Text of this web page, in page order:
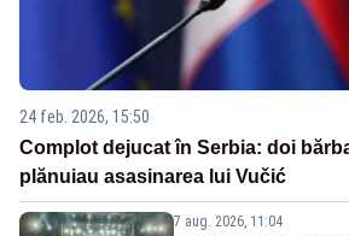
24 feb. 2026, 15:50
Complot dejucat în Serbia: doi
plănuiau asasinarea lui Vučić
7 aug. 2026, 11:04